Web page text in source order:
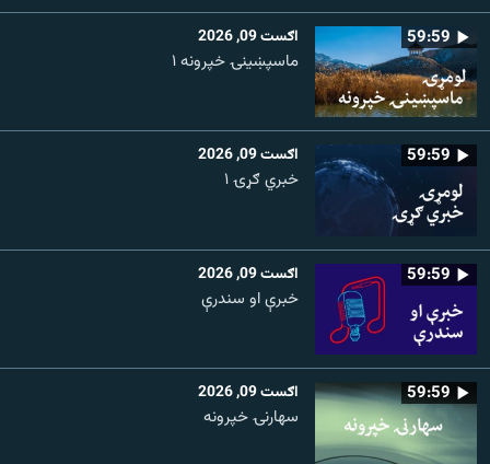
59:59 اګست 09, 2026
ماسپښينۍ خپرونه ۱
59:59 اګست 09, 2026
خبري ګړۍ ۱
59:59 اګست 09, 2026
خبرې او سندرې
59:59 اګست 09, 2026
سهارنۍ خپرونه